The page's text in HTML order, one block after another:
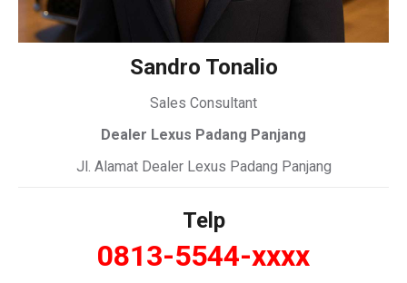
Sandro Tonalio
Sales Consultant
Dealer Lexus Padang Panjang
Jl. Alamat Dealer Lexus Padang Panjang
Telp
0813-5544-xxxx